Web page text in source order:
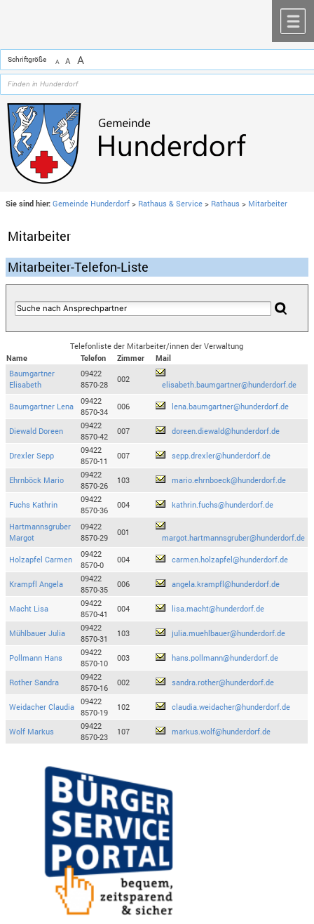
Schriftgröße A A A
Sie sind hier: Gemeinde Hunderdorf > Rathaus & Service > Rathaus > Mitarbeiter
Mitarbeiter
Mitarbeiter-Telefon-Liste
Telefonliste der Mitarbeiter/innen der Verwaltung
Name
Telefon Zimmer
Mail
Baumgartner
Elisabeth
09422
8570-28
002
elisabeth.baumgartner@hunderdorf.de
Baumgartner Lena
09422
8570-34
006 lena.baumgartner@hunderdorf.de
Diewald Doreen
09422
8570-42
007 doreen.diewald@hunderdorf.de
Drexler Sepp
09422
8570-11
007 sepp.drexler@hunderdorf.de
Ehrnböck Mario
09422
8570-26
103 mario.ehrnboeck@hunderdorf.de
Fuchs Kathrin
09422
8570-36
004 kathrin.fuchs@hunderdorf.de
Hartmannsgruber
Margot
09422
8570-29
001
margot.hartmannsgruber@hunderdorf.de
Holzapfel Carmen
09422
8570-0
004 carmen.holzapfel@hunderdorf.de
Krampfl Angela
09422
8570-35
006 angela.krampfl@hunderdorf.de
Macht Lisa
09422
8570-41
004 lisa.macht@hunderdorf.de
Mühlbauer Julia
09422
8570-31
103 julia.muehlbauer@hunderdorf.de
Pollmann Hans
09422
8570-10
003 hans.pollmann@hunderdorf.de
Rother Sandra
09422
8570-16
002 sandra.rother@hunderdorf.de
Weidacher Claudia
09422
8570-19
102 claudia.weidacher@hunderdorf.de
Wolf Markus
09422
8570-23
107 markus.wolf@hunderdorf.de